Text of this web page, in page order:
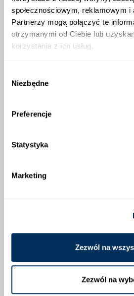
społecznościowym, reklamowym i
Partnerzy mogą połączyć te
otrzymanymi od Ciebie lub
korzystania z ich usług.
zgody
Niezbędne
Preferencje
Statystyka
Marketing
Zezwól na
Zezwól na
MIEDZIAN 50 WP
15,00 zł
Dostępny